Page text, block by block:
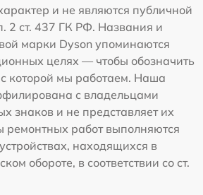
и не являются публичной
2 ст. 437 ГК РФ. Названия и
марки Dyson упоминаются
целях — чтобы обозначить
которой мы работаем. Наша
с владельцами
знаков и не представляет их
ремонтных работ выполняются
находящихся в
обороте, в соответствии со ст.